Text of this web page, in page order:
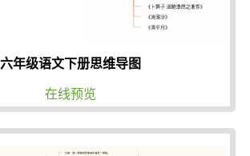
六年级语文下册思维导图
在线预览